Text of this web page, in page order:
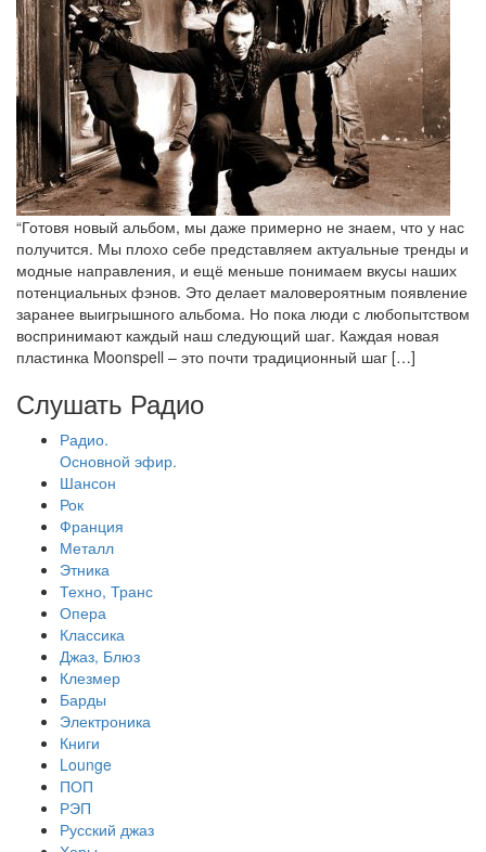
“Готовя новый альбом, мы даже примерно не знаем, что у нас
получится. Мы плохо себе представляем актуальные тренды и
модные направления, и ещё меньше понимаем вкусы наших
потенциальных фэнов. Это делает маловероятным появление
заранее выигрышного альбома. Но пока люди с любопытством
воспринимают каждый наш следующий шаг. Каждая новая
пластинка Moonspell – это почти традиционный шаг […]
Слушать Радио
Радио.
Основной эфир.
Шансон
Рок
Франция
Металл
Этника
Техно, Транс
Опера
Классика
Джаз, Блюз
Клезмер
Барды
Электроника
Книги
Lounge
ПОП
РЭП
Русский джаз